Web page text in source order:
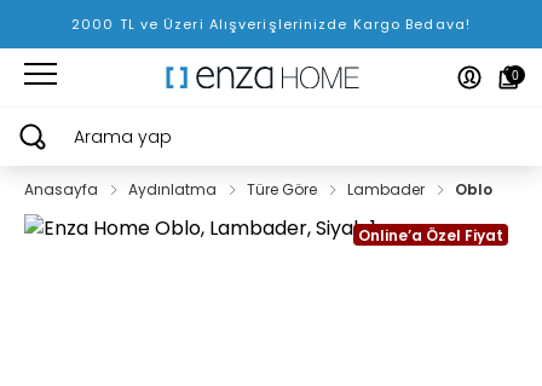
2000 TL ve Üzeri Alışverişlerinizde Kargo Bedava!
0
Arama yap
Anasayfa Aydınlatma Türe Göre Lambader Oblo
Online’a Özel Fiyat